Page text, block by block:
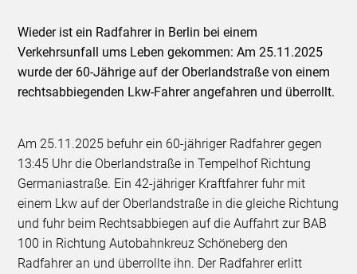
Wieder ist ein Radfahrer in Berlin bei einem
Verkehrsunfall ums Leben gekommen: Am 25.11.2025
wurde der 60-Jährige auf der Oberlandstraße von einem
rechtsabbiegenden Lkw-Fahrer angefahren und überrollt.
Am 25.11.2025 befuhr ein 60-jähriger Radfahrer gegen
13:45 Uhr die Oberlandstraße in Tempelhof Richtung
Germaniastraße. Ein 42-jähriger Kraftfahrer fuhr mit
einem Lkw auf der Oberlandstraße in die gleiche Richtung
und fuhr beim Rechtsabbiegen auf die Auffahrt zur BAB
100 in Richtung Autobahnkreuz Schöneberg den
Radfahrer an und überrollte ihn. Der Radfahrer erlitt